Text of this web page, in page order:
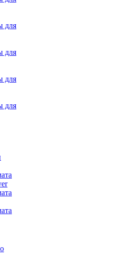
для
для
для
для